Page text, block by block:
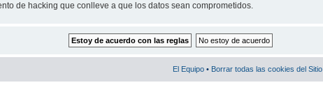
de hacking que conlleve a que los datos sean comprometidos.
El Equipo • Borrar todas las cookies del Sitio